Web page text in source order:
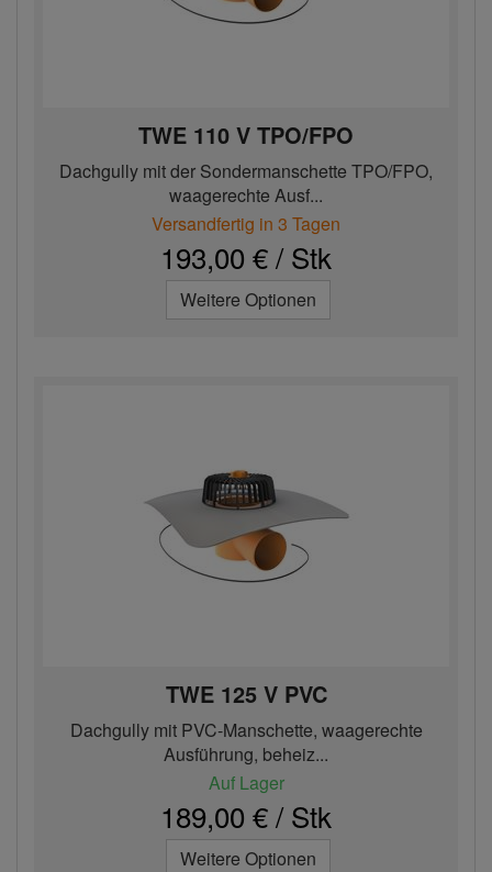
TWE 110 V TPO/FPO
Dachgully mit der Sondermanschette TPO/FPO,
waagerechte Ausf...
Versandfertig in 3 Tagen
193,00 € / Stk
Weitere Optionen
TWE 125 V PVC
Dachgully mit PVC-Manschette, waagerechte
Ausführung, beheiz...
Auf Lager
189,00 € / Stk
Weitere Optionen